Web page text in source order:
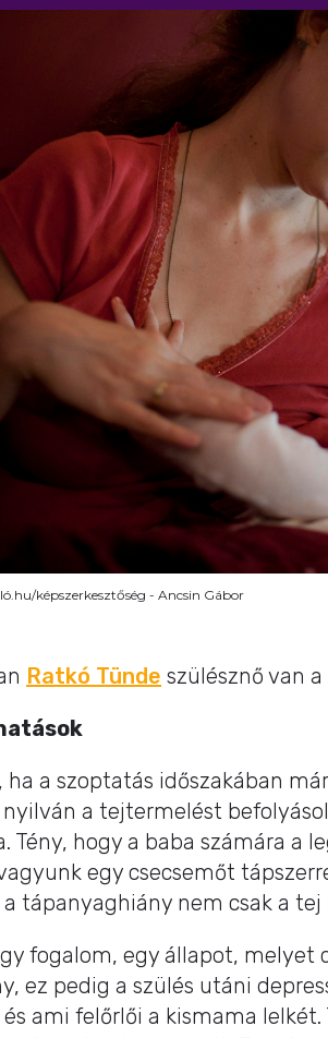
képszerkesztőség - Ancsin Gábor
Ratkó Tünde szülésznő van
ha a szoptatás időszakában
a tejtermelést
Tény, hogy a baba számára a
egy csecsemőt
tápanyaghiány nem csak a
fogalom, egy állapot, melyet
ez pedig a szülés utáni
és ami felőrlői a kismama